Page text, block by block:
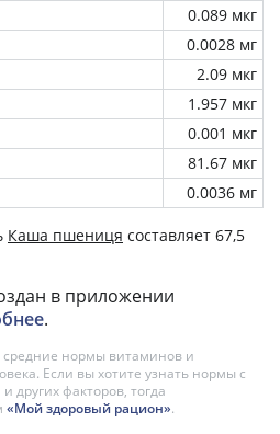
0.089 мкг
0.0028 мг
2.09 мкг
1.957 мкг
0.001 мкг
81.67 мкг
0.0036 мг
Каша пшениця составляет 67,5
в приложении
.
нормы витаминов и
Если вы хотите узнать нормы с
других факторов, тогда
«Мой здоровый рацион».